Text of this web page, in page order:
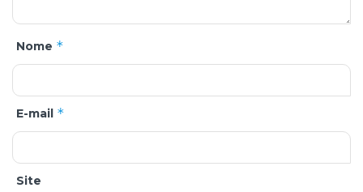
Nome *
E-mail *
Site